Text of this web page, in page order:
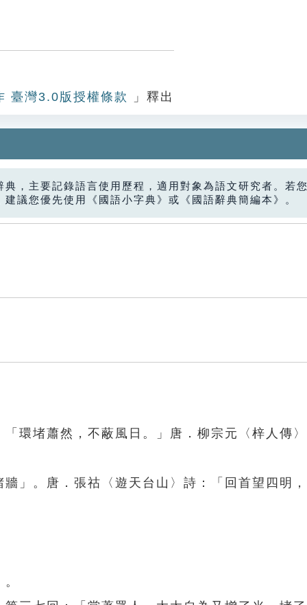
臺灣3.0版授權條款 」釋出
典，主要記錄語言使用歷程，適用對象為語文研究者。若
議您優先使用《國語小字典》或《國語辭典簡編本》。
環堵蕭然，不蔽風日。」唐．柳宗元〈梓人傳
」。唐．張祜〈遊天台山〉詩：「回首望四明